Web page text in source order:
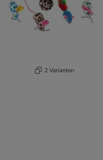
2 Varianten